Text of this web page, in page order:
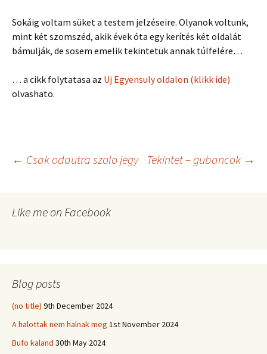
Sokáig voltam süket a testem jelzéseire. Olyanok voltunk,
mint két szomszéd, akik évek óta egy kerítés két oldalát
bámulják, de sosem emelik tekintetük annak túlfelére…
… a cikk folytatasa az Uj Egyensuly oldalon (klikk ide)
olvashato.
navigation
← Csak odautra szolo jegy Tekintet – gubancok →
Like me on Facebook
Blog posts
(no title) 9th December 2024
A halottak nem halnak meg 1st November 2024
Bufo kaland 30th May 2024